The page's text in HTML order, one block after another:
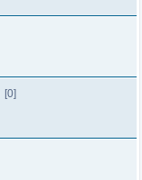
[0]